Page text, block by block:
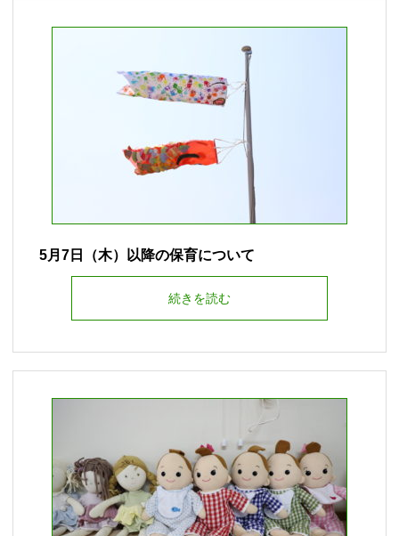
5月7日（木）以降の保育について
続きを読む